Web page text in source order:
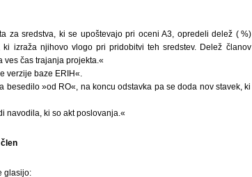
za sredstva, ki se upoštevajo pri oceni A3, opredeli delež ( %)
izraža njihovo vlogo pri pridobitvi teh sredstev. Delež članov
ves čas trajanja projekta.«
verzije baze ERIH«.
»od RO«, na koncu odstavka pa se doda nov stavek, ki
navodila, ki so akt poslovanja.«
glasijo: